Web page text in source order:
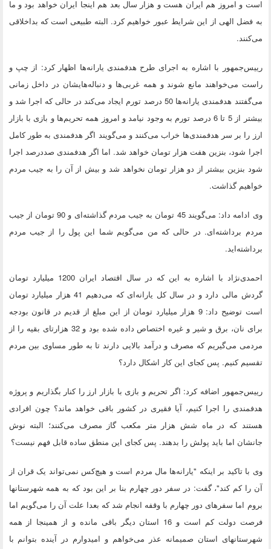
است و امروز هم ایران هست و هزار سال بعد هم اینجا ایران خواهد بود و ما
به فضل الهی از این شرایط عبور خواهیم کرد. البته طبیعی است که بداخلاقی
می‌کنند.
رییس‌جمهور با اشاره به اجرای طرح هدفمندی یارانه‌ها اظهار کرد: از چپ و
راست می‌خواهند مانع شوند و همه غربی‌ها و دنباله‌هایشان در داخل زمانی
می‌گفتند هدفمندی یارانه‌ها 50 درصد تورم ایجاد می‌کند در حالی که اجرا شد و
بیشتر از 5 تا 6 درصد تورم به وجود نیامد و امروز همه تحریم‌ها و بازی با بازار
ارز را بر سر هدفمندی‌ها خراب می‌کنند و می‌گویند اگر هدفمندی به طور کامل
اجرا شود، بنزین هفت هزار تومان خواهد شد. اما اگر هدفمندی صددرصد اجرا
شود بنزین بیشتر از دو هزار تومان نخواهد شد و بیش از آن را به جیب مردم
خواهیم گذاشت.
وی ادامه داد: می‌گویند 45 تومان به جیب مردم گذاشته‌ای و 90 تومان از جیب
مردم برداشته‌ای. در حالی که من می‌گویم شما این پول را از جیب مردم
برداشته‌اید.
احمدی‌نژاد با اشاره به این که در سال اقتصاد ایران 1200 میلیارد تومان
گردش مالی دارد و در سال کل یارانه‌ای که می‌دهیم 41 هزار میلیارد تومان
است توضیح داد: 9 هزار میلیارد تومان از این مبلغ از قدیم در قانون بودجه
برای نان،‌ برق و شیر و غیره اختصاص داده شده بود و 32 هزارتای بقیه را از
مردمی می‌گیریم که مصرف و درآمد بالایی دارند تا به طور مساوی بین مردم
تقسیم کنیم. پس کجای این کار اشکال دارد؟
رییس‌جمهور اضافه کرد: اگر تحریم و بازی با بازار ارز را کنار بگذاریم و پروژه
هدفمندی را اجرا کنیم، آیا فقیری در کشور باقی خواهد ماند؟ چون افرادی
هستند که در ماه شش هزار متر مکعب گاز مصرف می‌کنند؛ البته نوش
جانشان اما باید پولش را بدهند. پس کجای این منطق ساده قابل فهم نیست؟
وی با تاکید بر اینکه "یارانه‌ها مال مردم است و هیچ‌کس نمی‌تواند یک قران از
آن را کم کند"، گفت: در سفر دور چهارم بنا بر این بود که به همه شهرستانها
بروم اما سفرهای دور چهارم با وقفه انجام شد که بعدا علت آن را می‌گویم اما
فرصت دولت کم است و 16 استان دیگر باقی مانده و از همینجا از همه
شهرستانهای استان صمیمانه عذر می‌خواهم و امیدوارم در آینده بتوانم با